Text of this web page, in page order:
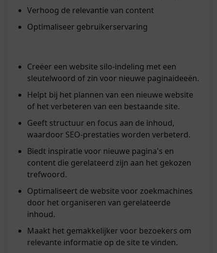
Verhoog de relevantie van content
Optimaliseer gebruikerservaring
Creëer een website silo-indeling met een
sleutelwoord of zin voor nieuwe paginaideeën.
Helpt bij het plannen van een nieuwe website
of het verbeteren van een bestaande site.
Geeft structuur en focus aan de inhoud,
waardoor SEO-prestaties worden verbeterd.
Biedt inspiratie voor nieuwe pagina's en
content die gerelateerd zijn aan het gekozen
trefwoord.
Optimaliseert de website voor zoekmachines
door het organiseren van gerelateerde
inhoud.
Maakt het gemakkelijker voor bezoekers om
relevante informatie op de site te vinden.